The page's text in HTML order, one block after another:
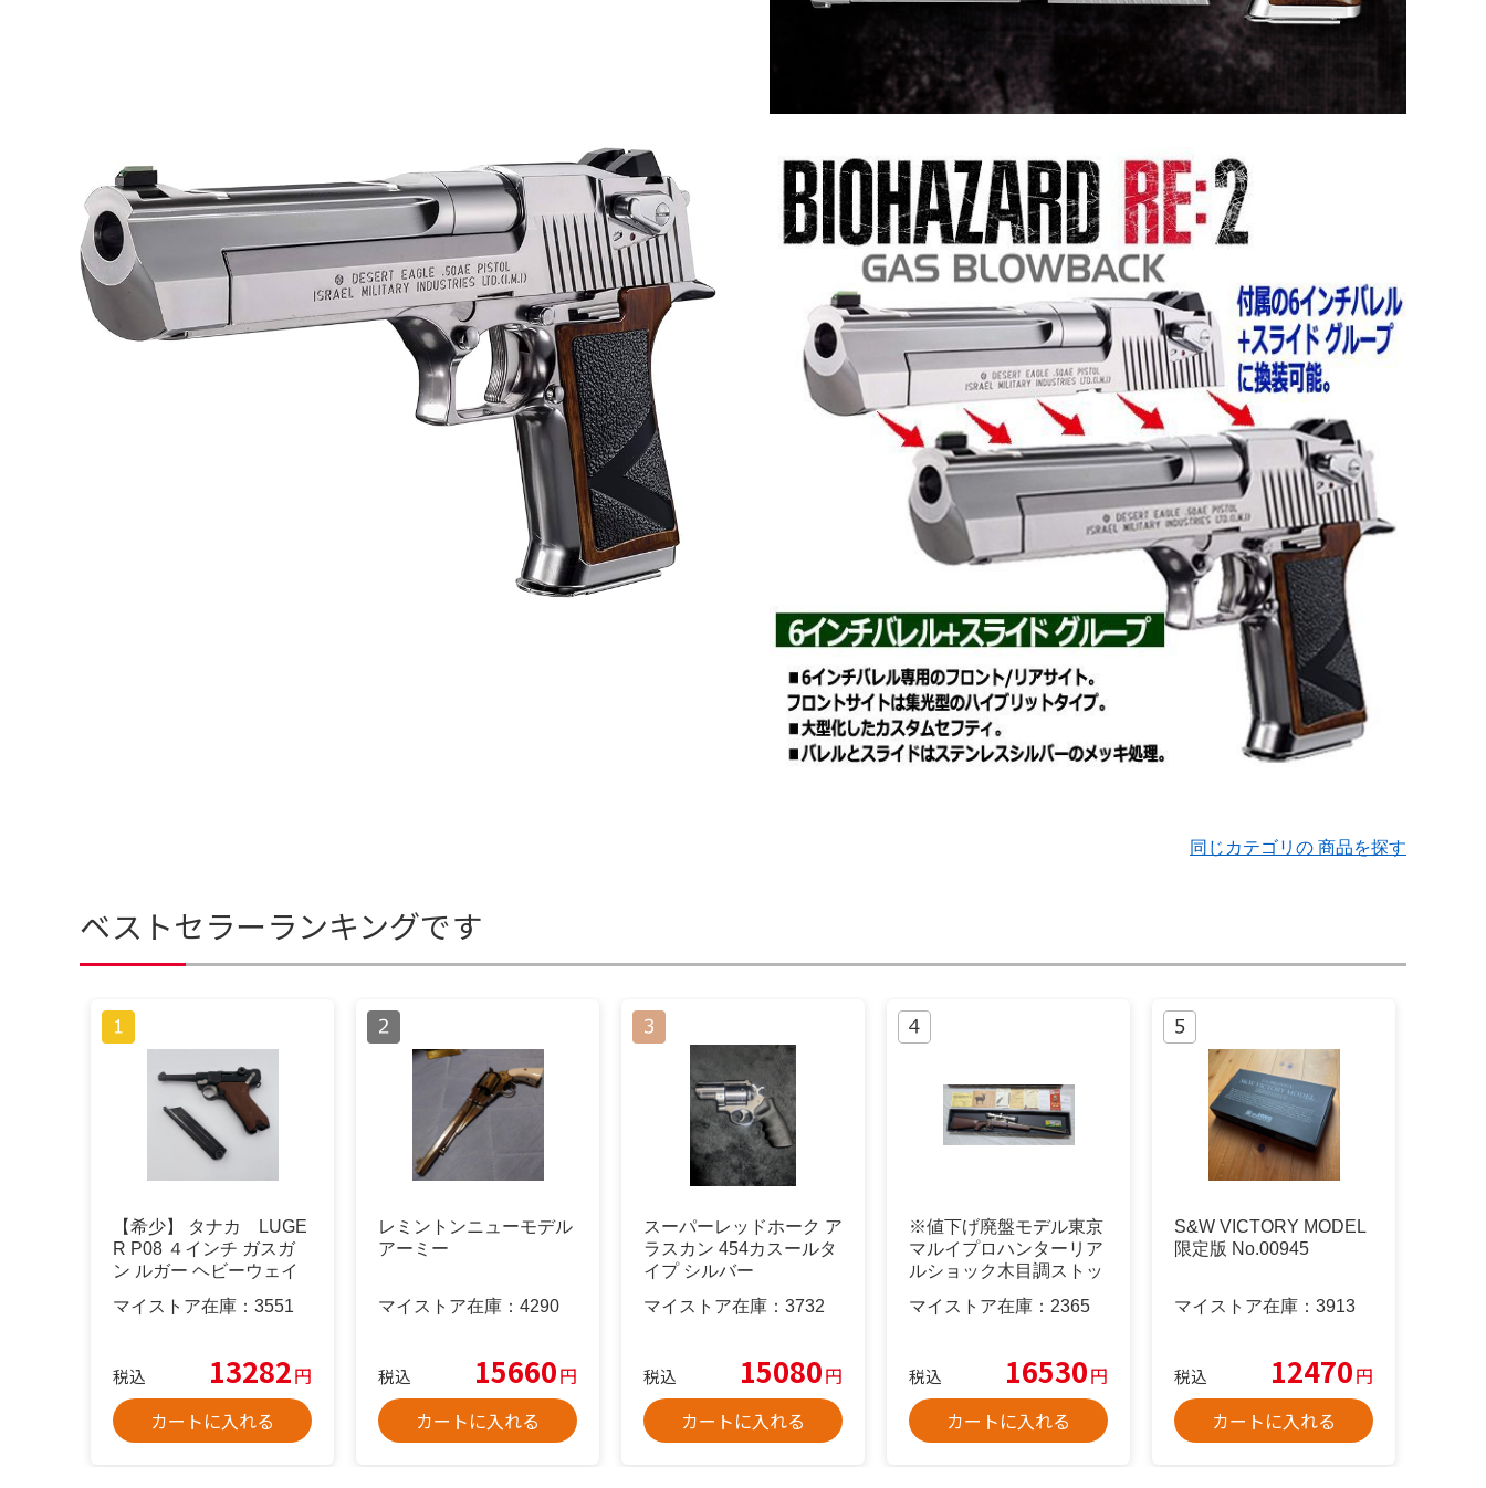
同じカテゴリの 商品を探す
ベストセラーランキングです
【希少】 タナカ LUGE
R P08 ４インチ ガスガ
ン ルガー ヘビーウェイ
マイストア在庫： 3551
税込 13282円
カートに入れる
レミントンニューモデル
アーミー
マイストア在庫： 4290
税込 15660円
カートに入れる
スーパーレッドホーク ア
ラスカン 454カスールタ
イプ シルバー
マイストア在庫： 3732
税込 15080円
カートに入れる
※値下げ廃盤モデル東京
マルイプロハンターリア
ルショック木目調ストッ
マイストア在庫： 2365
税込 16530円
カートに入れる
S&W VICTORY MODEL
限定版 No.00945
マイストア在庫： 3913
税込 12470円
カートに入れる